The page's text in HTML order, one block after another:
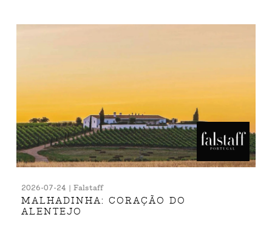
2026-07-24 | Falstaff
MALHADINHA: CORAÇÃO DO
ALENTEJO